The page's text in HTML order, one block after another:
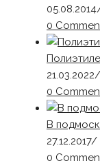
05.08.2014
0
21.03.2022/
0
В
27.12.2017/
0